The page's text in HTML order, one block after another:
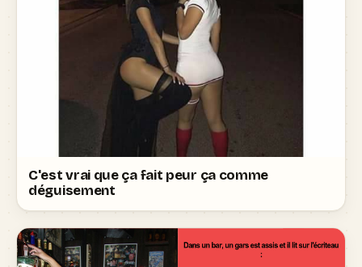
C'est vrai que ça fait peur ça comme
déguisement